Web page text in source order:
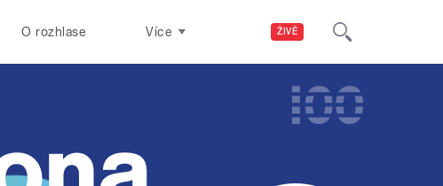
ŽIVĚ
O rozhlase Více